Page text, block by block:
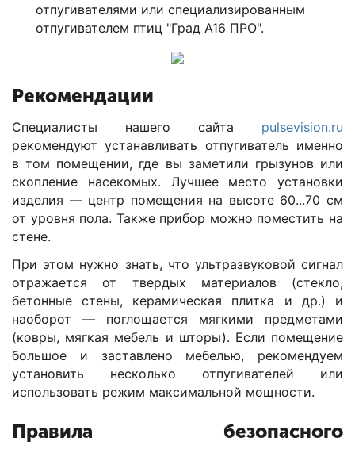
отпугивателями или специализированным
отпугивателем птиц "Град А16 ПРО".
Рекомендации
Специалисты нашего сайта pulsevision.ru
рекомендуют устанавливать отпугиватель именно
в том помещении, где вы заметили грызунов или
скопление насекомых. Лучшее место установки
изделия — центр помещения на высоте 60...70 см
от уровня пола. Также прибор можно поместить на
стене.
При этом нужно знать, что ультразвуковой сигнал
отражается от твердых материалов (стекло,
бетонные стены, керамическая плитка и др.) и
наоборот — поглощается мягкими предметами
(ковры, мягкая мебель и шторы). Если помещение
большое и заставлено мебелью, рекомендуем
установить несколько отпугивателей или
использовать режим максимальной мощности.
Правила безопасного